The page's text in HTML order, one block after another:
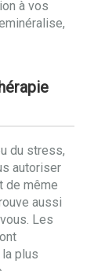
à vos
du stress,
autoriser
de même
aussi
Les
plus